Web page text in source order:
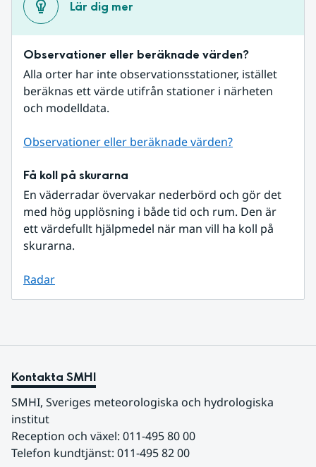
Lär dig mer
Observationer eller beräknade värden?
Alla orter har inte observationsstationer, istället
beräknas ett värde utifrån stationer i närheten
och modelldata.
Observationer eller beräknade värden?
Få koll på skurarna
En väderradar övervakar nederbörd och gör det
med hög upplösning i både tid och rum. Den är
ett värdefullt hjälpmedel när man vill ha koll på
skurarna.
Radar
Kontakta SMHI
SMHI, Sveriges meteorologiska och hydrologiska
institut
Reception och växel: 011-495 80 00
Telefon kundtjänst: 011-495 82 00